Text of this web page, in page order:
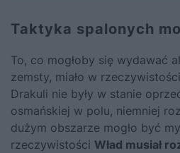
Taktyka spalonych
To, co mogłoby się wydawać
zemsty, miało w
Drakuli nie były w stanie
osmańskiej w polu, niemniej
dużym obszarze mogło być
rzeczywistości Wład musiał